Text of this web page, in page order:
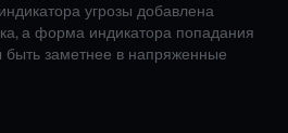
угрозы добавлена
а форма индикатора попадания
быть заметнее в напряженные